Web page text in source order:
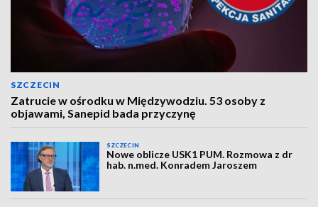
SZCZECIN
Zatrucie w ośrodku w Międzywodziu. 53 osoby z
objawami, Sanepid bada przyczynę
SZCZECIN
Nowe oblicze USK1 PUM. Rozmowa z dr
hab. n.med. Konradem Jaroszem